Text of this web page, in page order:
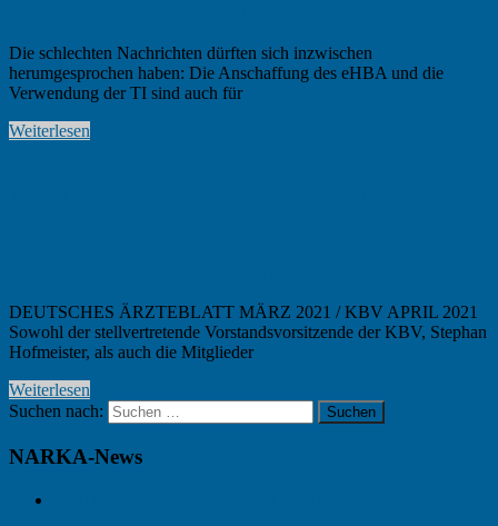
Die schlechten Nachrichten dürften sich inzwischen
herumgesprochen haben: Die Anschaffung des eHBA und die
Verwendung der TI sind auch für
Weiterlesen
DEUTSCHES ÄRZTEBLATT MÄRZ 2021 / KBV APRIL 2021
Sowohl der stellvertretende Vorstandsvorsitzende der KBV, Stephan
Hofmeister, als auch die Mitglieder
Weiterlesen
Suchen nach:
Suchen
NARKA-News